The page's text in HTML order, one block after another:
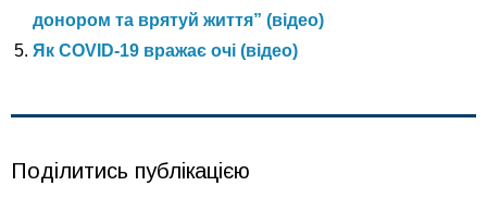
донором та врятуй життя” (відео)
Як COVID-19 вражає очі (відео)
Поділитись публікацією